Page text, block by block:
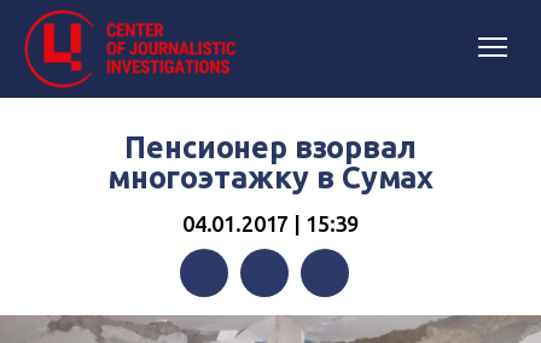
Пенсионер взорвал
многоэтажку в Сумах
04.01.2017 | 15:39
FacebookTwitterTelegram